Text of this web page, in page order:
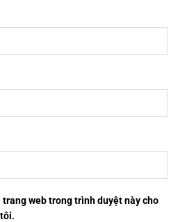
web trong trình duyệt này cho